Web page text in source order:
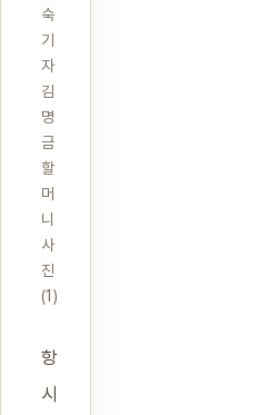
숙
기
자
김
명
금
할
머
니
사
진
(1)
항
시